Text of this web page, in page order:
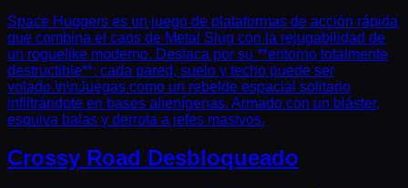
Space Huggers es un juego de plataformas de acción rápida
que combina el caos de Metal Slug con la rejugabilidad de
un roguelike moderno. Destaca por su **entorno totalmente
destructible**: cada pared, suelo y techo puede ser
volado.\n\nJuegas como un rebelde espacial solitario
infiltrándote en bases alienígenas. Armado con un bláster,
esquiva balas y derrota a jefes masivos.
Crossy Road Desbloqueado